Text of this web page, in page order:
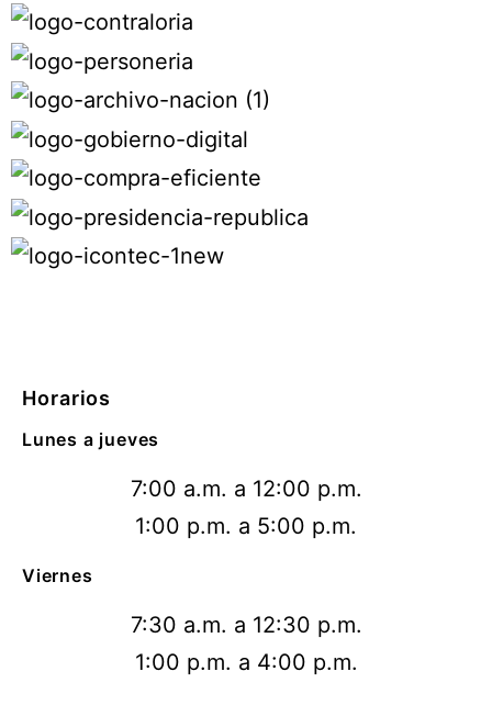
Horarios
Lunes a jueves
7:00 a.m. a 12:00 p.m.
1:00 p.m. a 5:00 p.m.
Viernes
7:30 a.m. a 12:30 p.m.
1:00 p.m. a 4:00 p.m.